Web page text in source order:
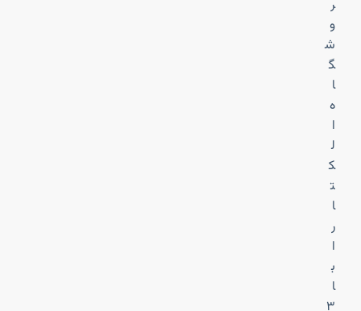
ر
و
ش
گ
ا
ه
ا
ل
ک
ت
ا
ر
ا
ب
ا
۳